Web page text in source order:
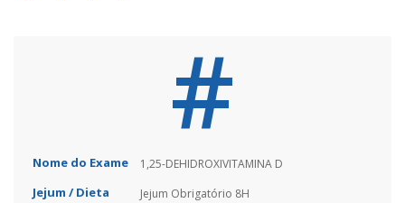
#
1,25-DEHIDROXIVITAMINA D
Jejum Obrigatório 8H